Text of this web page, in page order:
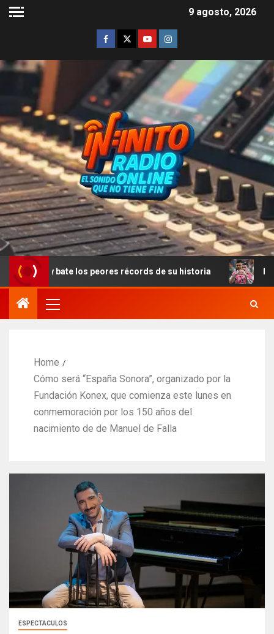
9 agosto, 2026
los peores récords de su historia Rodrigo De
Home
Cómo será “España Sonora”, organizado por la
Fundación Konex, que comienza este lunes en
conmemoración por los 150 años del
nacimiento de de Manuel de Falla
ESPECTACULOS